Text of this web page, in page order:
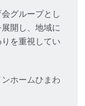
グループとし
開し、地域に
を重視してい
ホームひまわ